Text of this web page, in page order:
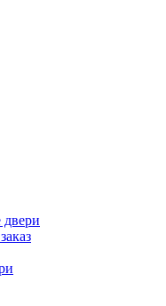
двери